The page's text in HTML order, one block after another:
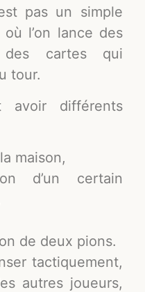
pas un simple
l’on lance des
cartes qui
tour.
avoir différents
maison,
d’un certain
de deux pions.
tactiquement,
autres joueurs,